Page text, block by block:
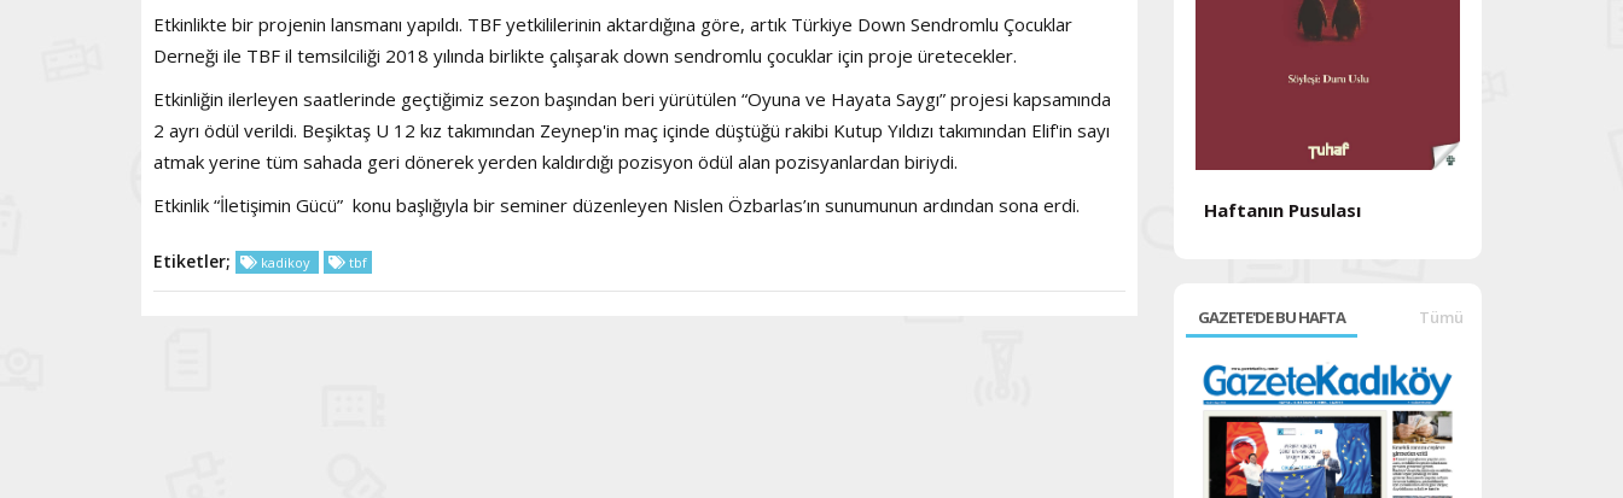
Etkinlikte bir projenin lansmanı yapıldı. TBF yetkililerinin aktardığına göre, artık Türkiye Down Sendromlu Çocuklar
Derneği ile TBF il temsilciliği 2018 yılında birlikte çalışarak down sendromlu çocuklar için proje üretecekler.
Etkinliğin ilerleyen saatlerinde geçtiğimiz sezon başından beri yürütülen “Oyuna ve Hayata Saygı” projesi kapsamında
2 ayrı ödül verildi. Beşiktaş U 12 kız takımından Zeynep'in maç içinde düştüğü rakibi Kutup Yıldızı takımından Elif'in sayı
atmak yerine tüm sahada geri dönerek yerden kaldırdığı pozisyon ödül alan pozisyanlardan biriydi.
Etkinlik “İletişimin Gücü” konu başlığıyla bir seminer düzenleyen Nislen Özbarlas’ın sunumunun ardından sona erdi.
Etiketler; kadikoy tbf
Haftanın Pusulası
GAZETE'DE BU HAFTA Tümü